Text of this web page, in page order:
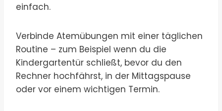
einfach.
Verbinde Atemübungen mit einer täglichen
Routine – zum Beispiel wenn du die
Kindergartentür schließt, bevor du den
Rechner hochfährst, in der Mittagspause
oder vor einem wichtigen Termin.